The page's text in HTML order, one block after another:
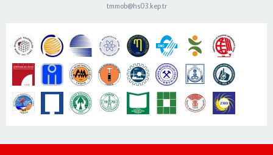
tmmob@hs03.kep.tr